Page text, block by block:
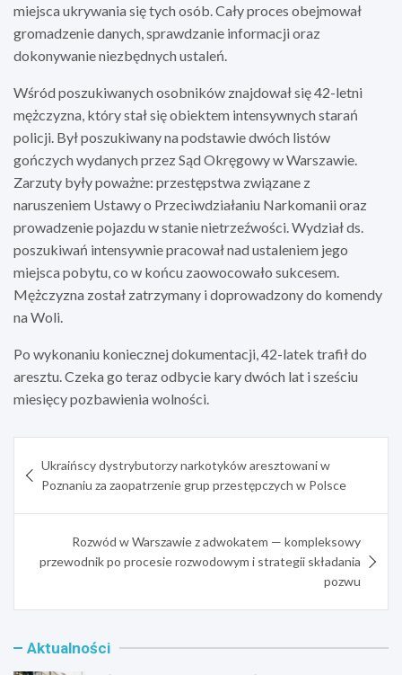
miejsca ukrywania się tych osób. Cały proces obejmował
gromadzenie danych, sprawdzanie informacji oraz
dokonywanie niezbędnych ustaleń.
Wśród poszukiwanych osobników znajdował się 42-letni
mężczyzna, który stał się obiektem intensywnych starań
policji. Był poszukiwany na podstawie dwóch listów
gończych wydanych przez Sąd Okręgowy w Warszawie.
Zarzuty były poważne: przestępstwa związane z
naruszeniem Ustawy o Przeciwdziałaniu Narkomanii oraz
prowadzenie pojazdu w stanie nietrzeźwości. Wydział ds.
poszukiwań intensywnie pracował nad ustaleniem jego
miejsca pobytu, co w końcu zaowocowało sukcesem.
Mężczyzna został zatrzymany i doprowadzony do komendy
na Woli.
Po wykonaniu koniecznej dokumentacji, 42-latek trafił do
aresztu. Czeka go teraz odbycie kary dwóch lat i sześciu
miesięcy pozbawienia wolności.
wpisu
Ukraińscy dystrybutorzy narkotyków aresztowani w
Poznaniu za zaopatrzenie grup przestępczych w Polsce
Rozwód w Warszawie z adwokatem — kompleksowy
przewodnik po procesie rozwodowym i strategii składania
pozwu
Aktualności